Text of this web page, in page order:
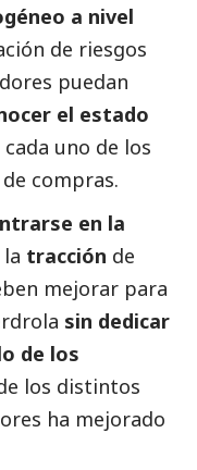
a nivel
de riesgos
puedan
el estado
uno de los
compras.
en la
tracción de
mejorar para
sin dedicar
de los
los distintos
ha mejorado